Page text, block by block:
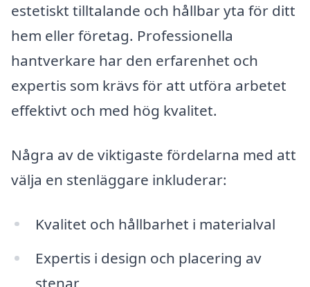
estetiskt tilltalande och hållbar yta för ditt
hem eller företag. Professionella
hantverkare har den erfarenhet och
expertis som krävs för att utföra arbetet
effektivt och med hög kvalitet.
Några av de viktigaste fördelarna med att
välja en stenläggare inkluderar:
Kvalitet och hållbarhet i materialval
Expertis i design och placering av
stenar